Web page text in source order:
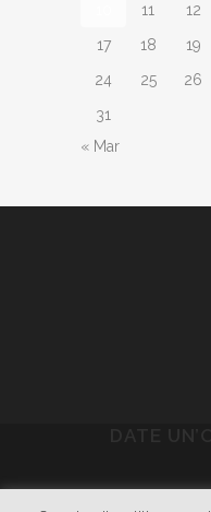
11 12
17
18 19
24
25 26
31
« Mar